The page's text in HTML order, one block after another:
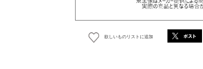
欲しいものリストに追加